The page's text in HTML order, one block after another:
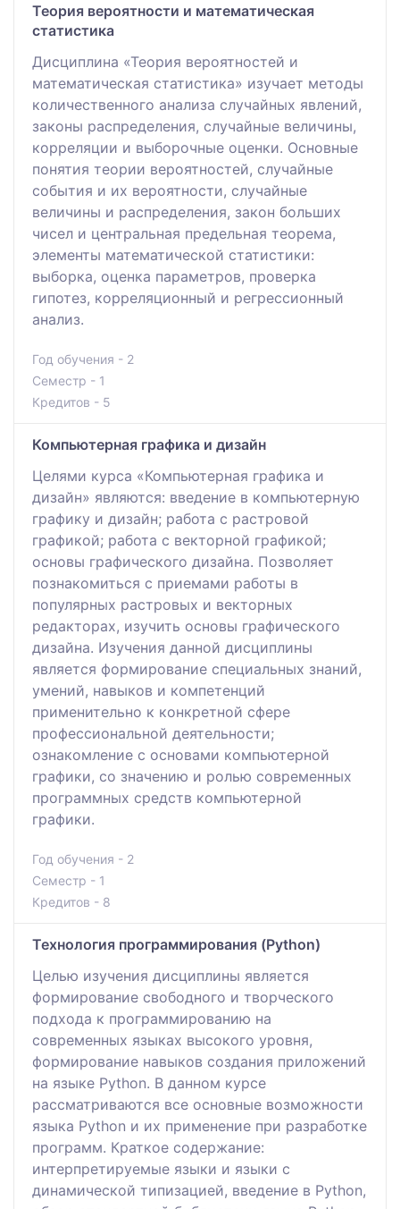
Теория вероятности и математическая
статистика
Дисциплина «Теория вероятностей и
математическая статистика» изучает методы
количественного анализа случайных явлений,
законы распределения, случайные величины,
корреляции и выборочные оценки. Основные
понятия теории вероятностей, случайные
события и их вероятности, случайные
величины и распределения, закон больших
чисел и центральная предельная теорема,
элементы математической статистики:
выборка, оценка параметров, проверка
гипотез, корреляционный и регрессионный
анализ.
Год обучения - 2
Семестр - 1
Кредитов - 5
Компьютерная графика и дизайн
Целями курса «Компьютерная графика и
дизайн» являются: введение в компьютерную
графику и дизайн; работа с растровой
графикой; работа с векторной графикой;
основы графического дизайна. Позволяет
познакомиться с приемами работы в
популярных растровых и векторных
редакторах, изучить основы графического
дизайна. Изучения данной дисциплины
является формирование специальных знаний,
умений, навыков и компетенций
применительно к конкретной сфере
профессиональной деятельности;
ознакомление с основами компьютерной
графики, со значению и ролью современных
программных средств компьютерной
графики.
Год обучения - 2
Семестр - 1
Кредитов - 8
Технология программирования (Python)
Целью изучения дисциплины является
формирование свободного и творческого
подхода к программированию на
современных языках высокого уровня,
формирование навыков создания приложений
на языке Python. В данном курсе
рассматриваются все основные возможности
языка Python и их применение при разработке
программ. Краткое содержание:
интерпретируемые языки и языки с
динамической типизацией, введение в Python,